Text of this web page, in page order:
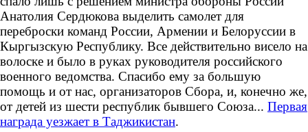
Анатолия Сердюкова выделить самолет для
переброски команд России, Армении и Белоруссии в
Кыргызскую Республику. Все действительно висело на
волоске и было в руках руководителя российского
военного ведомства. Спасибо ему за большую
помощь и от нас, организаторов Сбора, и, конечно же,
от детей из шести республик бывшего Союза... Первая
награда уезжает в Таджикистан.